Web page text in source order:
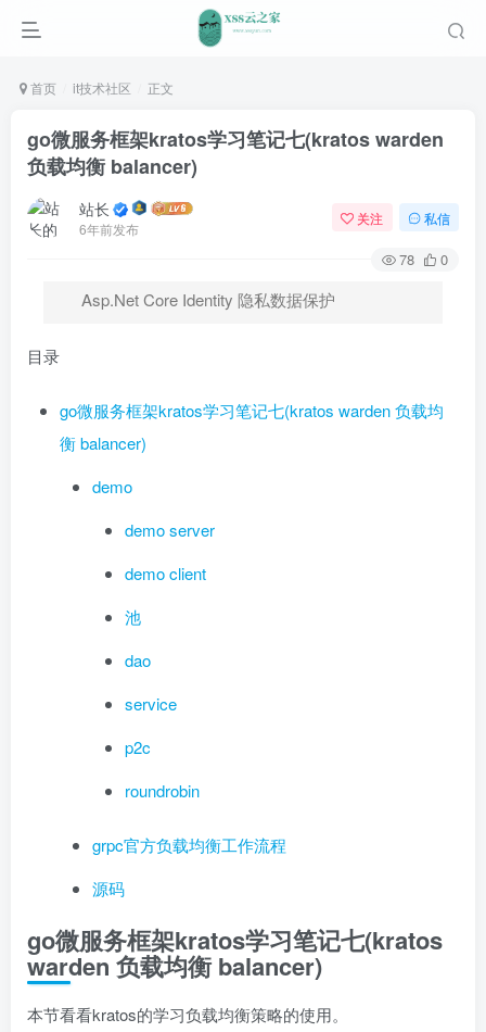
首页 it技术社区 正文
go微服务框架kratos学习笔记七(kratos warden
负载均衡 balancer)
站长
6年前发布
关注 私信
78 0
Asp.Net Core Identity 隐私数据保护
目录
go微服务框架kratos学习笔记七(kratos warden 负载均
衡 balancer)
demo
demo server
demo client
池
dao
service
p2c
roundrobin
grpc官方负载均衡工作流程
源码
go微服务框架kratos学习笔记七(kratos
warden 负载均衡 balancer)
本节看看kratos的学习负载均衡策略的使用。